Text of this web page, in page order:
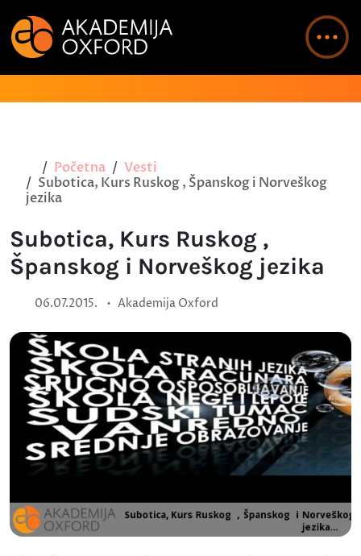
Početna
Vesti
Subotica, Kurs Ruskog , Španskog i Norveškog
jezika
Subotica, Kurs Ruskog ,
Španskog i Norveškog jezika
06.07.2015. • Akademija Oxford